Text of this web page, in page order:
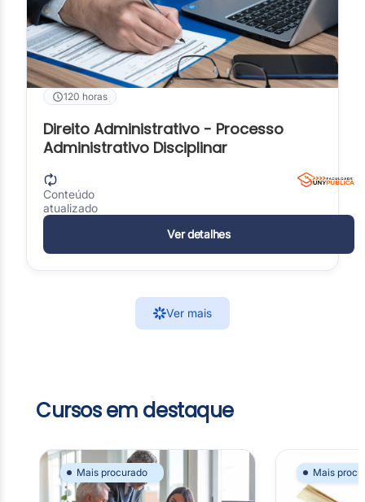
120 horas
Direito Administrativo - Processo
Administrativo Disciplinar
Conteúdo
atualizado
Ver detalhes
Ver mais
Cursos em destaque
Mais procurado Mais procurado
Mais procurado Mais